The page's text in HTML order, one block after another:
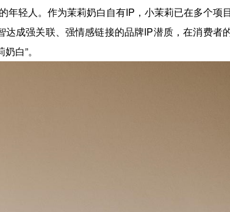
年轻人。作为茉莉奶白自有IP，小茉莉已在多个项
成强关联、强情感链接的品牌IP潜质，在消费者
白”。